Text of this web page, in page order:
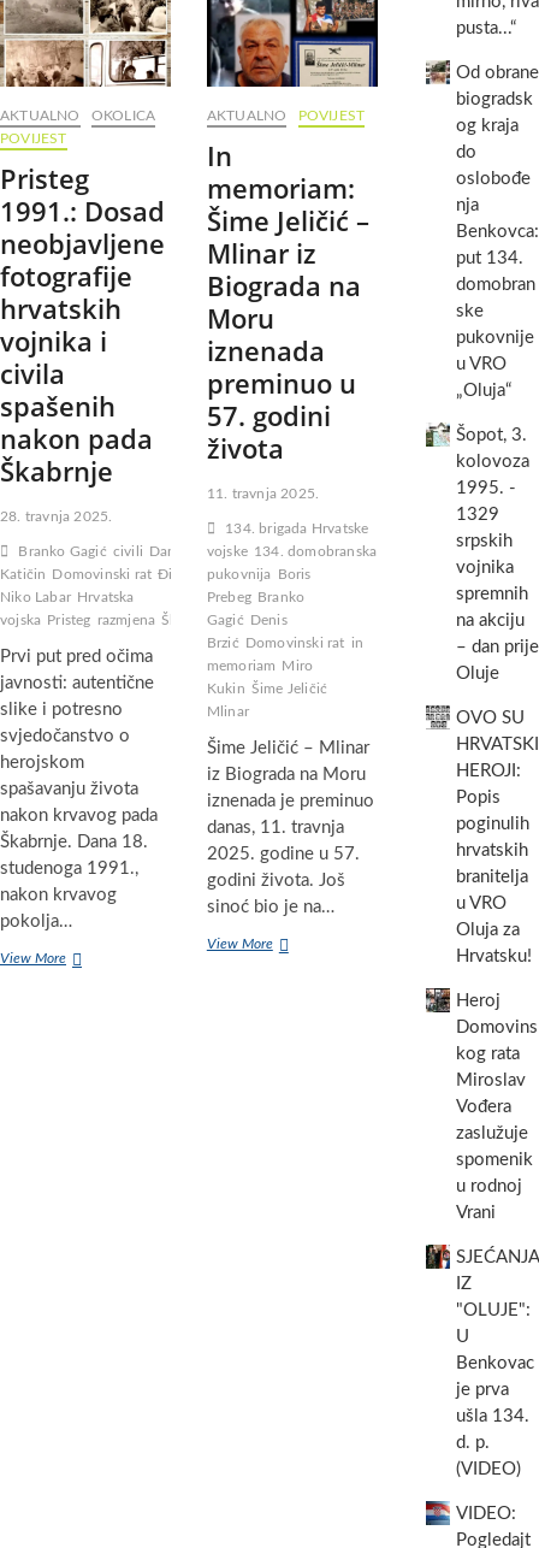
je
ubio
17-
godišnjeg
Gagića
18.
1992.
godine?
–
Mlinara,
junaka
kojeg
ne
AKTUALNO
OKOLICA
POVIJEST
Pristeg
1991.: Dosad
neobjavljene
fotografije
hrvatskih
vojnika i
civila
spašenih
nakon pada
Škabrnje
28. travnja 2025.
Branko Gagić civili Danijel
Katičin Domovinski rat Đino
Niko Labar Hrvatska
vojska Pristeg razmjena Škabrnja
Prvi put pred očima
javnosti: autentične
slike i potresno
svjedočanstvo o
herojskom
spašavanju života
nakon krvavog pada
Škabrnje. Dana 18.
studenoga 1991.,
nakon krvavog
pokolja…
View MorePristeg
AKTUALNO POVIJEST
In
memoriam:
Šime Jeličić –
Mlinar iz
Biograda na
Moru
iznenada
preminuo u
57. godini
života
11. travnja 2025.
134. brigada Hrvatske
vojske 134. domobranska
pukovnija
Boris
Prebeg Branko
Gagić Denis
Brzić Domovinski rat in
memoriam Miro
Kukin Šime Jeličić
Mlinar
Šime Jeličić – Mlinar
iz Biograda na Moru
iznenada je preminuo
danas, 11. travnja
2025. godine u 57.
godini života. Još
sinoć bio je na…
View MoreIn
pusta...“
Od obrane
biogradsk
og kraja
do
oslobođe
nja
Benkovca:
put 134.
domobran
ske
pukovnije
u VRO
„Oluja“
Šopot, 3.
kolovoza
1995. -
1329
srpskih
vojnika
spremnih
na akciju
– dan prije
Oluje
OVO SU
HRVATSKI
HEROJI:
Popis
poginulih
hrvatskih
branitelja
u VRO
Oluja za
Hrvatsku!
Heroj
Domovins
kog rata
Miroslav
Vođera
zaslužuje
spomenik
u rodnoj
Vrani
SJEĆANJA
IZ
"OLUJE":
U
Benkovac
je prva
ušla 134.
d. p.
(VIDEO)
VIDEO:
Pogledajt